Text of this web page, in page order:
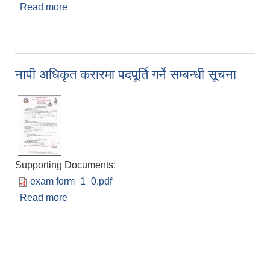
Read more
नापी अधिकृत करारमा पदपूर्ति गर्ने सम्बन्धी सूचना
Supporting Documents:
exam form_1_0.pdf
Read more